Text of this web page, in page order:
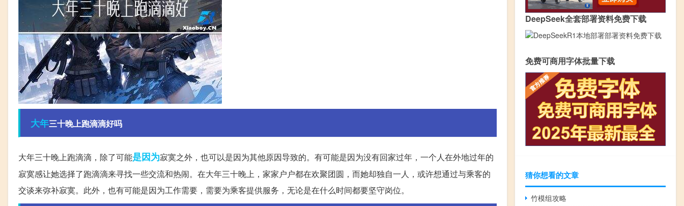
大年三十晚上跑滴滴好吗
大年三十晚上跑滴滴，除了可能是因为寂寞之外，也可以是因为其他原因导致的。有可能是因为没有回家过年，一个人在外地过年的
寂寞感让她选择了跑滴滴来寻找一些交流和热闹。在大年三十晚上，家家户户都在欢聚团圆，而她却独自一人，或许想通过与乘客的
交谈来弥补寂寞。此外，也有可能是因为工作需要，需要为乘客提供服务，无论是在什么时间都要坚守岗位。
DeepSeek全套部署资料免费下载
免费可商用字体批量下载
猜你想看的文章
竹模组攻略